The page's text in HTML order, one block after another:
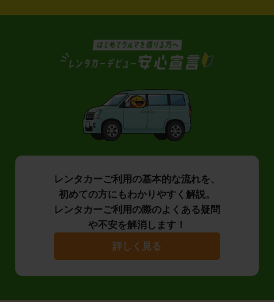
レンタカーご利用の基本的な流れを、
初めての方にもわかりやすく解説。
レンタカーご利用の際のよくある疑問
や不安を解消します！
詳しく見る